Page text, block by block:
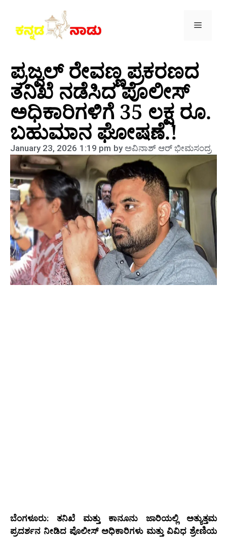
ಪ್ರಜ್ವಲ್ ರೇವಣ್ಣ ಪ್ರಕರಣದ
ತನಿಖೆ ನಡೆಸಿದ ಪೊಲೀಸ್
ಅಧಿಕಾರಿಗಳಿಗೆ 35 ಲಕ್ಷ ರೂ.
ಬಹುಮಾನ ಘೋಷಣೆ.!
January 23, 2026 1:19 pm byಅವಿನಾಶ್‌ ಆರ್‌ ಭೀಮಸಂದ್ರ
ಬೆಂಗಳೂರು: ತನಿಖೆ ಮತ್ತು ಕಾನೂನು ಜಾರಿಯಲ್ಲಿ ಅತ್ಯುತ್ತಮ
ಪ್ರದರ್ಶನ ನೀಡಿದ ಪೊಲೀಸ್ ಅಧಿಕಾರಿಗಳು ಮತ್ತು ವಿವಿಧ ಶ್ರೇಣಿಯ